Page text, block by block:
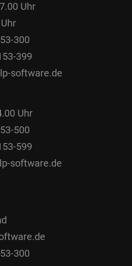
Uhr
300
399
software.de
Uhr
500
599
software.de
300